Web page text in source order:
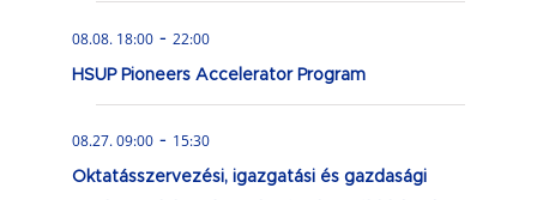
08.08. 18:00 - 22:00
HSUP Pioneers Accelerator Program
08.27. 09:00 - 15:30
Oktatásszervezési, igazgatási és gazdasági